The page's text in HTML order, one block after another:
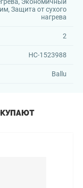
Защита от сухого
нагрева
2
НС-1523988
Ballu